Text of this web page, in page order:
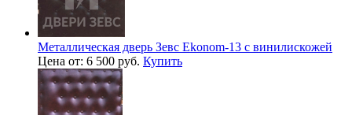
Металлическая дверь Зевс Ekonom-13 с винилискожей
Цена от: 6 500 руб. Купить